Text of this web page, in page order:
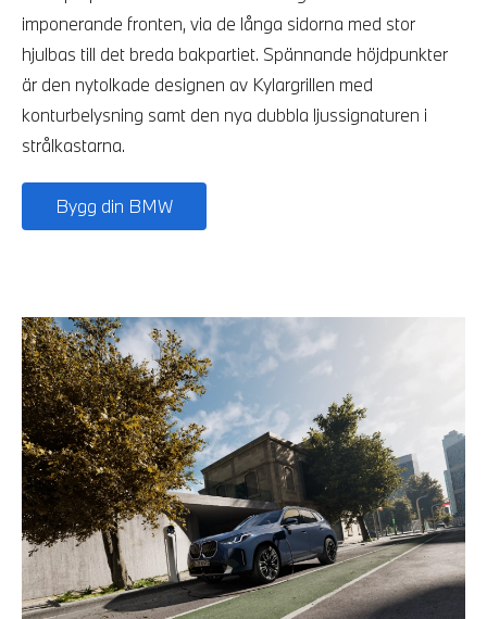
imponerande fronten, via de långa sidorna med stor
hjulbas till det breda bakpartiet. Spännande höjdpunkter
är den nytolkade designen av Kylargrillen med
konturbelysning samt den nya dubbla ljussignaturen i
strålkastarna.
Bygg din BMW